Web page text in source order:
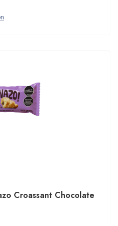
Croassant Chocolate